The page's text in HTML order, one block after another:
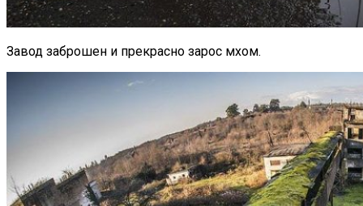
Завод заброшен и прекрасно зарос мхом.